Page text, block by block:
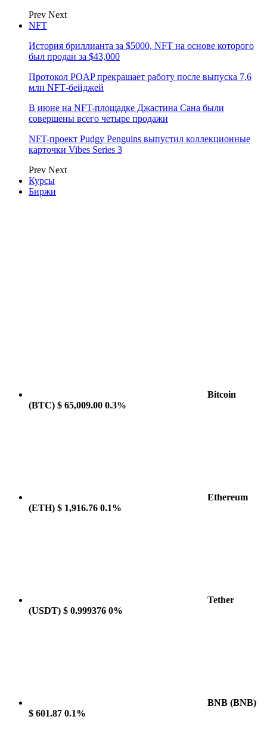
Prev Next
NFT
История бриллианта за $5000, NFT на основе которого
был продан за $43,000
Протокол POAP прекращает работу после выпуска 7,6
млн NFT‑бейджей
В июне на NFT-площадке Джастина Сана были
совершены всего четыре продажи
NFT-проект Pudgy Penguins выпустил коллекционные
карточки Vibes Series 3
Prev Next
Курсы
Биржи
Bitcoin
(BTC) $ 65,009.00 0.3%
Ethereum
(ETH) $ 1,916.76 0.1%
Tether
(USDT) $ 0.999376 0%
BNB (BNB)
$ 601.87 0.1%